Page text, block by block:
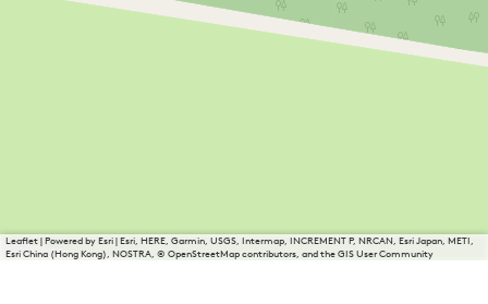
Leaflet|Powered by Esri | Esri, HERE, Garmin, USGS, Intermap, INCREMENT P, NRCAN, Esri Japan, METI,
Esri China (Hong Kong), NOSTRA, © OpenStreetMap contributors, and the GIS User Community